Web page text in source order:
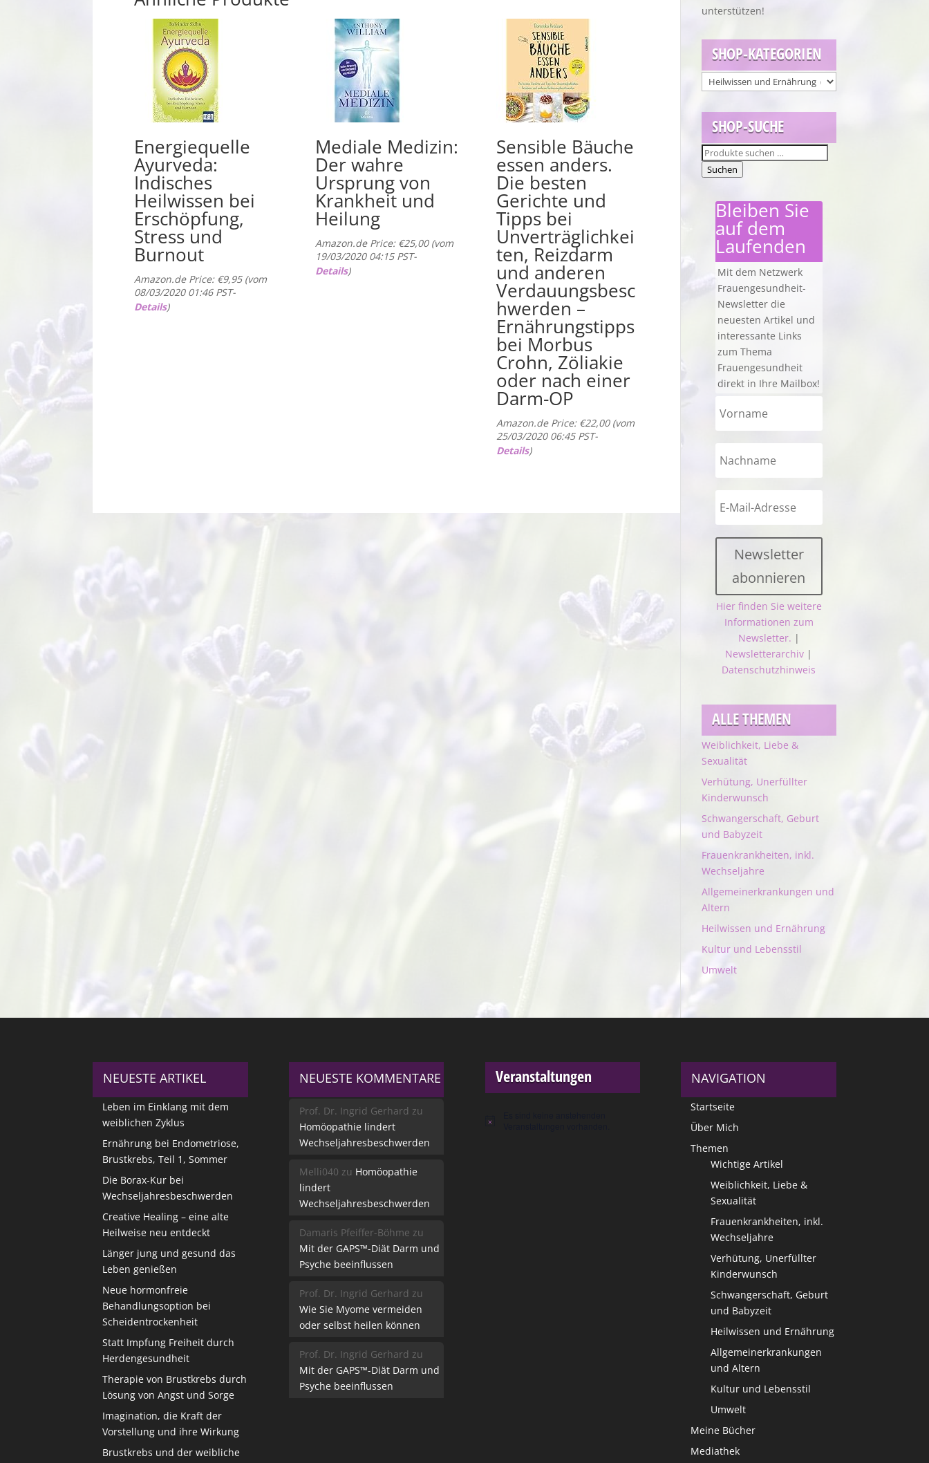
Energiequelle
Ayurveda:
Indisches
Heilwissen bei
Erschöpfung,
Stress und
Burnout
Amazon.de Price: €9,95(vom
08/03/2020 01:46 PST-
Details)
Mediale Medizin:
Der wahre
Ursprung von
Krankheit und
Heilung
Amazon.de Price: €25,00(vom
19/03/2020 04:15 PST-
Details)
Sensible Bäuche
essen anders.
Die besten
Gerichte und
Tipps bei
Unverträglichkei
ten, Reizdarm
und anderen
Verdauungsbesc
hwerden –
Ernährungstipps
bei Morbus
Crohn, Zöliakie
oder nach einer
Darm-OP
Amazon.de Price: €22,00(vom
25/03/2020 06:45 PST-
Details)
unterstützen!
SHOP-KATEGORIEN
SHOP-SUCHE
Suchen
nach:
Suchen
Bleiben Sie
auf dem
Laufenden
Mit dem Netzwerk
Frauengesundheit-
Newsletter die
neuesten Artikel und
interessante Links
zum Thema
Frauengesundheit
direkt in Ihre Mailbox!
Newsletter
abonnieren
Hier finden Sie weitere
Informationen zum
Newsletter. |
Newsletterarchiv |
Datenschutzhinweis
ALLE THEMEN
Weiblichkeit, Liebe &
Sexualität
Verhütung, Unerfüllter
Kinderwunsch
Schwangerschaft, Geburt
und Babyzeit
Frauenkrankheiten, inkl.
Wechseljahre
Allgemeinerkrankungen und
Altern
Heilwissen und Ernährung
Kultur und Lebensstil
Umwelt
NEUESTE ARTIKEL
Leben im Einklang mit dem
weiblichen Zyklus
Ernährung bei Endometriose,
Brustkrebs, Teil 1, Sommer
Die Borax-Kur bei
Wechseljahresbeschwerden
Creative Healing – eine alte
Heilweise neu entdeckt
Länger jung und gesund das
Leben genießen
Neue hormonfreie
Behandlungsoption bei
Scheidentrockenheit
Statt Impfung Freiheit durch
Herdengesundheit
Therapie von Brustkrebs durch
Lösung von Angst und Sorge
Imagination, die Kraft der
Vorstellung und ihre Wirkung
Brustkrebs und der weibliche
NEUESTE KOMMENTARE
Prof. Dr. Ingrid Gerhard zu
Homöopathie lindert
Wechseljahresbeschwerden
Melli040 zu Homöopathie
lindert
Wechseljahresbeschwerden
Damaris Pfeiffer-Böhme zu
Mit der GAPS™-Diät Darm und
Psyche beeinflussen
Prof. Dr. Ingrid Gerhard zu
Wie Sie Myome vermeiden
oder selbst heilen können
Prof. Dr. Ingrid Gerhard zu
Mit der GAPS™-Diät Darm und
Psyche beeinflussen
Veranstaltungen
Hinweis
NAVIGATION
Startseite
Über Mich
Themen
Wichtige Artikel
Weiblichkeit, Liebe &
Sexualität
Frauenkrankheiten, inkl.
Wechseljahre
Verhütung, Unerfüllter
Kinderwunsch
Schwangerschaft, Geburt
und Babyzeit
Heilwissen und Ernährung
Allgemeinerkrankungen
und Altern
Kultur und Lebensstil
Umwelt
Meine Bücher
Mediathek